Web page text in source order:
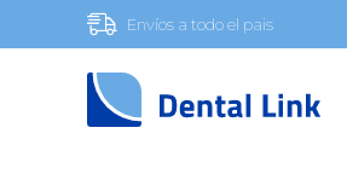
Envíos a todo el pais